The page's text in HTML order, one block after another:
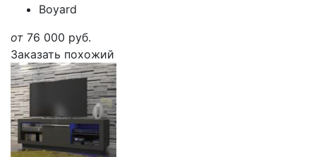
Boyard
от 76 000 руб.
Заказать похожий